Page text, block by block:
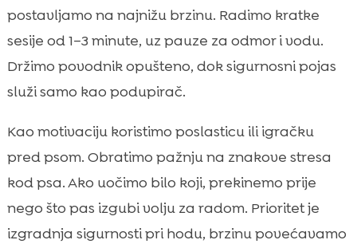
postavljamo na najnižu brzinu. Radimo kratke
sesije od 1–3 minute, uz pauze za odmor i vodu.
Držimo povodnik opušteno, dok sigurnosni pojas
služi samo kao podupirač.
Kao motivaciju koristimo poslasticu ili igračku
pred psom. Obratimo pažnju na znakove stresa
kod psa. Ako uočimo bilo koji, prekinemo prije
nego što pas izgubi volju za radom. Prioritet je
izgradnja sigurnosti pri hodu, brzinu povećavamo